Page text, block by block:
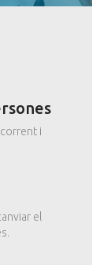
corrent i
el